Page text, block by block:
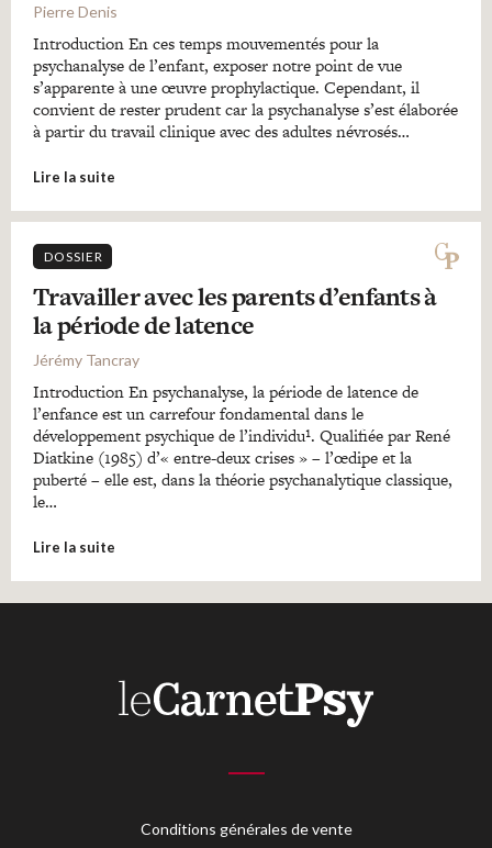
Pierre Denis
Introduction En ces temps mouvementés pour la
psychanalyse de l’enfant, exposer notre point de vue
s’apparente à une œuvre prophylactique. Cependant, il
convient de rester prudent car la psychanalyse s’est élaborée
à partir du travail clinique avec des adultes névrosés…
Lire la suite
DOSSIER
Travailler avec les parents d’enfants à
la période de latence
Jérémy Tancray
Introduction En psychanalyse, la période de latence de
l’enfance est un carrefour fondamental dans le
développement psychique de l’individu¹. Qualifiée par René
Diatkine (1985) d’« entre-deux crises » – l’œdipe et la
puberté – elle est, dans la théorie psychanalytique classique,
le…
Lire la suite
Conditions générales de vente